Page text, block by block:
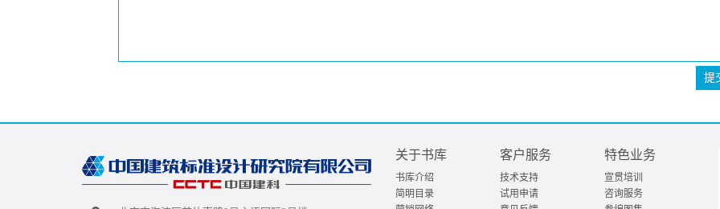
提
关于书库
书库介绍
简明目录
客户服务
技术支持
试用申请
特色业务
宣贯培训
咨询服务